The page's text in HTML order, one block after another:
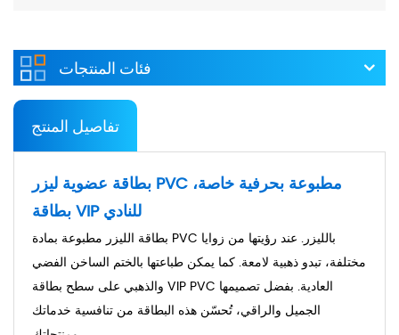
فئات المنتجات
تفاصيل المنتج
بطاقة عضوية ليزر PVC مطبوعة بحرفية خاصة،
بطاقة VIP للنادي
بطاقة الليزر مطبوعة بمادة PVC بالليزر. عند رؤيتها من زوايا
مختلفة، تبدو ذهبية لامعة. كما يمكن طباعتها بالختم الساخن الفضي
والذهبي على سطح بطاقة VIP PVC العادية. بفضل تصميمها
الجميل والراقي، تُحسّن هذه البطاقة من تنافسية خدماتك